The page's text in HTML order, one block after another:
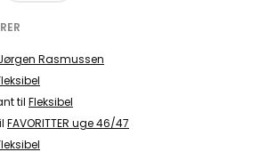
Rasmussen
til Fleksibel
FAVORITTER uge 46/47